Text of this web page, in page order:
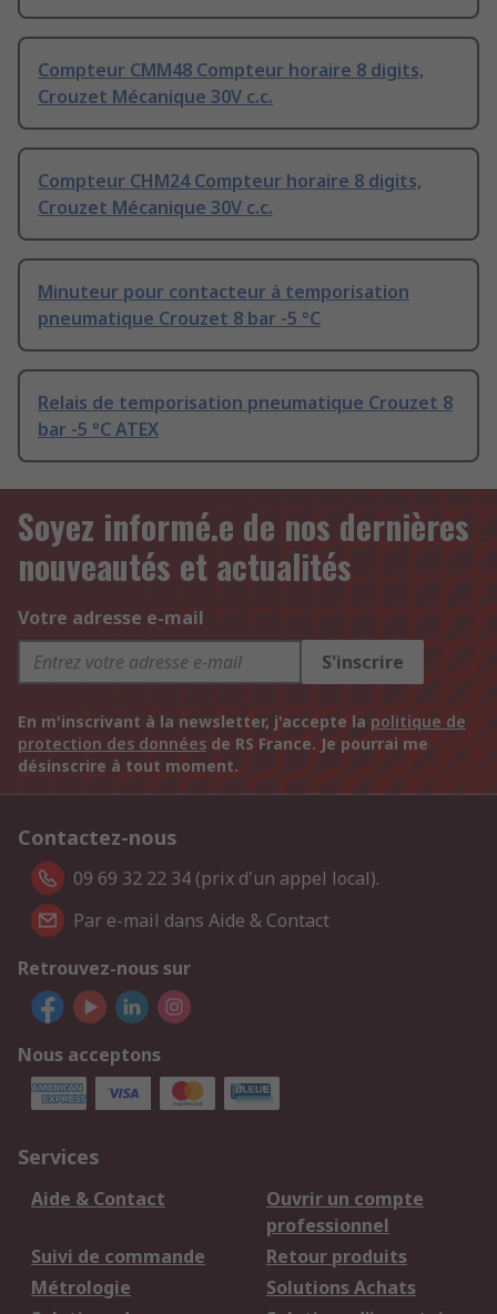
Compteur CMM48 Compteur horaire 8 digits,
Crouzet Mécanique 30V c.c.
Compteur CHM24 Compteur horaire 8 digits,
Crouzet Mécanique 30V c.c.
Minuteur pour contacteur à temporisation
pneumatique Crouzet 8 bar -5 °C
Relais de temporisation pneumatique Crouzet 8
bar -5 °C ATEX
Soyez informé.e de nos dernières
nouveautés et actualités
Votre adresse e-mail
S'inscrire
En m'inscrivant à la newsletter, j'accepte la politique de
protection des données de RS France. Je pourrai me
désinscrire à tout moment.
Contactez-nous
09 69 32 22 34 (prix d'un appel local).
Par e-mail dans Aide & Contact
Retrouvez-nous sur
Nous acceptons
Services
Aide & Contact
Ouvrir un compte
professionnel
Suivi de commande
Retour produits
Métrologie
Solutions Achats